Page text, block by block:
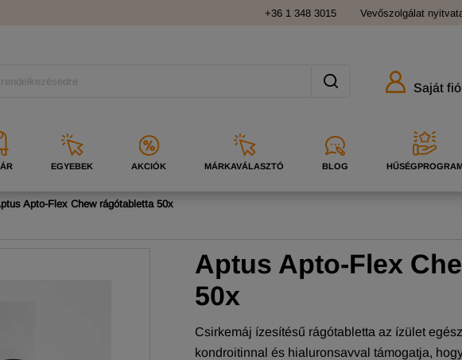
+36 1 348 3015 Vevőszolgálat
Saját
EGYEBEK AKCIÓK MÁRKAVÁLASZTÓ BLOG
Apto-Flex Chew rágótabletta 50x
Aptus Apto-Flex
50x
Csirkemáj ízesítésű rágótabletta az ízület
kondroitinnal és hialuronsavval támogatja,